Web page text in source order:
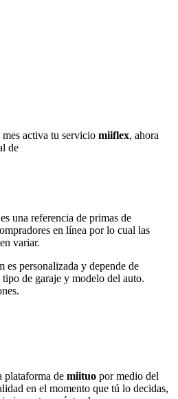
activa tu servicio miiflex, ahora
de
una referencia de primas de
en línea por lo cual las
variar.
es personalizada y depende de
de garaje y modelo del auto.
plataforma de miituo por medio del
en el momento que tú lo decidas,